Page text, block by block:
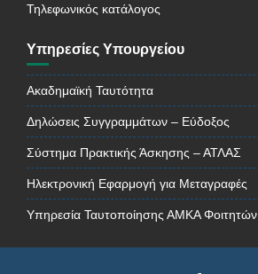
Τηλεφωνικός κατάλογος
Υπηρεσίες Υπουργείου
Ακαδημαϊκή Ταυτότητα
Δηλώσεις Συγγραμμάτων – Εύδοξος
Σύστημα Πρακτικής Άσκησης – ΑΤΛΑΣ
Ηλεκτρονική Εφαρμογή για Μεταγραφές
Υπηρεσία Ταυτοποίησης ΑΜΚΑ Φοιτητών